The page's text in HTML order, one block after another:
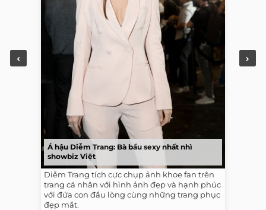
Á hậu Diễm Trang: Bà bầu sexy nhất nhì
showbiz Việt
Diễm Trang tích cực chụp ảnh khoe fan trên
trang cá nhân với hình ảnh đẹp và hạnh phúc
với đứa con đầu lòng cùng những trang phục
đẹp mắt.